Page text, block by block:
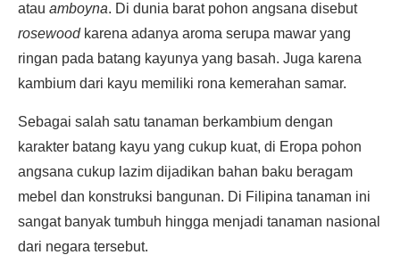
atau amboyna. Di dunia barat pohon angsana disebut
rosewoodkarena adanya aroma serupa mawar yang
ringan pada batang kayunya yang basah. Juga karena
kambium dari kayu memiliki rona kemerahan samar.
Sebagai salah satu tanaman berkambium dengan
karakter batang kayu yang cukup kuat, di Eropa pohon
angsana cukup lazim dijadikan bahan baku beragam
mebel dan konstruksi bangunan. Di Filipina tanaman ini
sangat banyak tumbuh hingga menjadi tanaman nasional
dari negara tersebut.